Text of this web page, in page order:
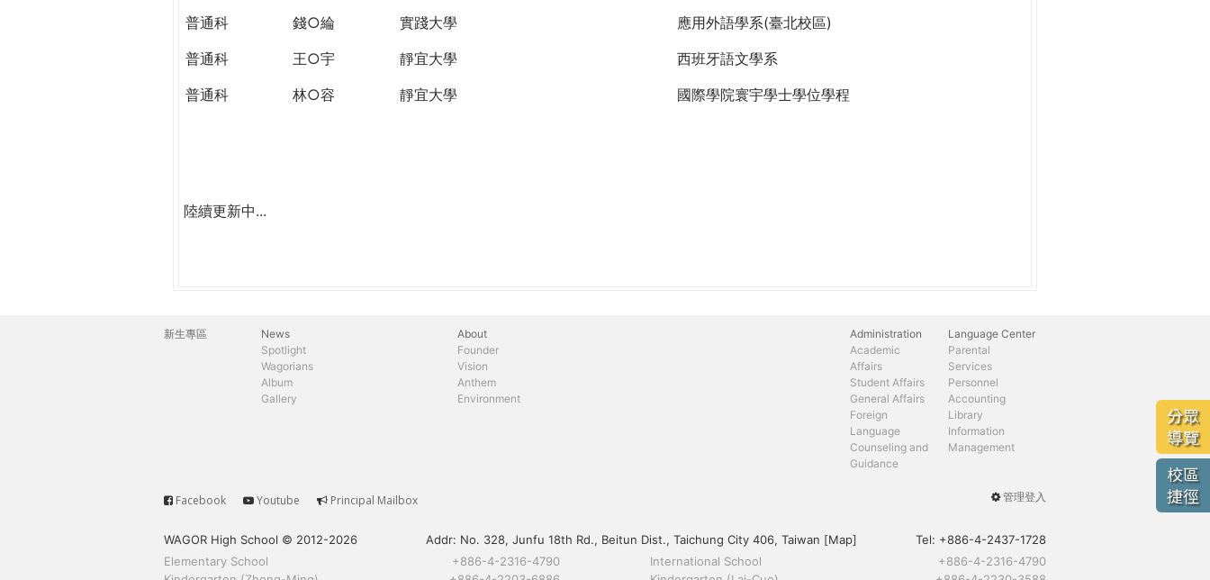
普通科
錢○綸 實踐大學
應用外語學系(臺北校區)
普通科
王○宇 靜宜大學
西班牙語文學系
普通科
林○容 靜宜大學 國際學院寰宇學士學位學程
陸續更新中...
分眾
導覽
校區
捷徑
主
新生專區
News
Spotlight
Wagorians
Album
Gallery
About
Founder
Vision
Anthem
Environment
Administration
Academic
Affairs
Student Affairs
General Affairs
Foreign
Language
Counseling and
Guidance
Parental
Services
Personnel
Accounting
Library
Information
Management
Language Center
User
menu
管理登入
Service
Facebook Youtube Principal Mailbox
WAGOR High School © 2012-2026 Addr: No. 328, Junfu 18th Rd., Beitun Dist., Taichung City 406, Taiwan [Map] Tel: +886-4-2437-1728
Elementary School
+886-4-2316-4790 International School
+886-4-2316-4790